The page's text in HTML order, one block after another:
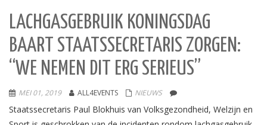
LACHGASGEBRUIK KONINGSDAG
BAART STAATSSECRETARIS ZORGEN:
“WE NEMEN DIT ERG SERIEUS”
MEI 01, 2019 ALL4EVENTS NIEUWS
Staatssecretaris Paul Blokhuis van Volksgezondheid, Welzijn en